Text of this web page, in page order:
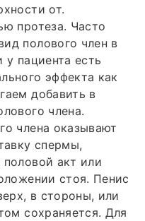
от.
протеза. Часто
полового член в
пациента есть
эффекта как
добавить в
члена.
члена оказывают
спермы,
акт или
стоя. Пенис
в стороны, или
сохраняется. Для